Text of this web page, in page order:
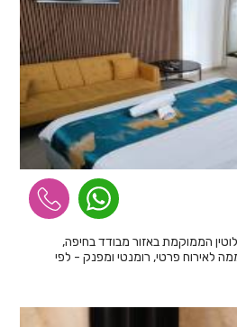
הממוקמת באזור מבודד בחיפה,
לאירוח פרטי, רומנטי ומפנק - לפי